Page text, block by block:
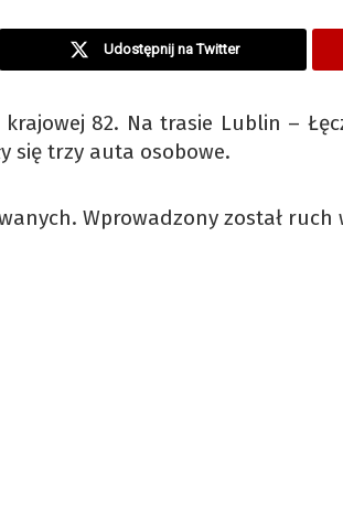
Udostępnij na Twitter
82. Na trasie Lublin –
się trzy auta osobowe.
Wprowadzony został ruch